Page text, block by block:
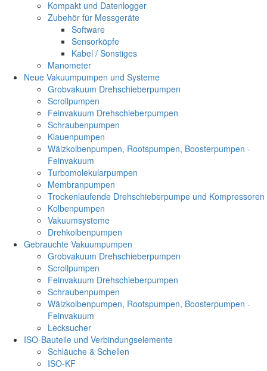
Kompakt und Datenlogger
Zubehör für Messgeräte
Software
Sensorköpfe
Kabel / Sonstiges
Manometer
Neue Vakuumpumpen und Systeme
Grobvakuum Drehschieberpumpen
Scrollpumpen
Feinvakuum Drehschieberpumpen
Schraubenpumpen
Klauenpumpen
Wälzkolbenpumpen, Rootspumpen, Boosterpumpen -
Feinvakuum
Turbomolekularpumpen
Membranpumpen
Trockenlaufende Drehschieberpumpe und Kompressoren
Kolbenpumpen
Vakuumsysteme
Drehkolbenpumpen
Gebrauchte Vakuumpumpen
Grobvakuum Drehschieberpumpen
Scrollpumpen
Feinvakuum Drehschieberpumpen
Schraubenpumpen
Wälzkolbenpumpen, Rootspumpen, Boosterpumpen -
Feinvakuum
Lecksucher
ISO-Bauteile und Verbindungselemente
Schläuche & Schellen
ISO-KF